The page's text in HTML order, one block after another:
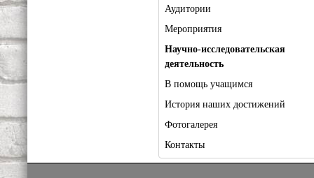
Аудитории
Мероприятия
Научно-исследовательская
деятельность
В помощь учащимся
История наших достижений
Фотогалерея
Контакты